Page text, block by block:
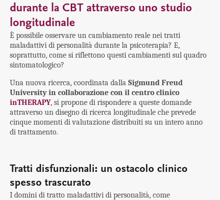
durante la CBT attraverso uno studio
longitudinale
È possibile osservare un cambiamento reale nei tratti
maladattivi di personalità durante la psicoterapia? E,
soprattutto, come si riflettono questi cambiamenti sul quadro
sintomatologico?
Una nuova ricerca, coordinata dalla Sigmund Freud
University in collaborazione con il centro clinico
inTHERAPY, si propone di rispondere a queste domande
attraverso un disegno di ricerca longitudinale che prevede
cinque momenti di valutazione distribuiti su un intero anno
di trattamento.
Tratti disfunzionali: un ostacolo clinico
spesso trascurato
I domini di tratto maladattivi di personalità, come